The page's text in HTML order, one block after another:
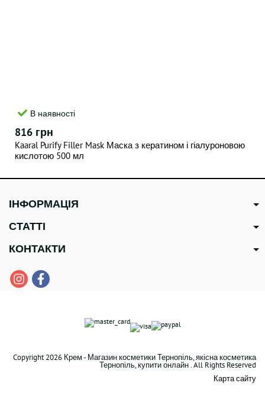
В наявності
816 грн
Kaaral Purify Filler Mask Маска з кератином і гіалуроновою
кислотою 500 мл
ІНФОРМАЦІЯ
СТАТТІ
КОНТАКТИ
Copyright 2026 Крем - Магазин косметики Тернопіль, якісна косметика
Тернопіль, купити онлайн . All Rights Reserved
Карта сайту